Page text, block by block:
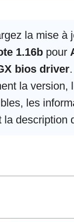
la mise à
1.16b pour
bios driver
la version,
les
la description